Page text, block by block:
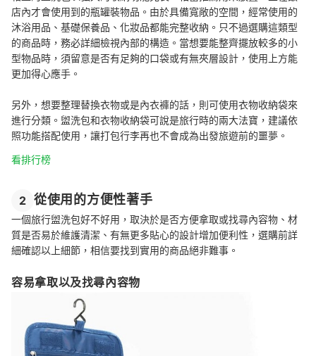
店內才會使用到的瓶罐裝物品。由於具備寬敞的空間，經常使用的
沐浴用品、基礎保養品、化妝品都能完整收納。只不過選購這類型
的商品時，務必詳細檢視內部的構造。當想要能整齊擺放較多的小
型物品時，須留意是否有足夠的口袋或有無夾層設計，使用上方能
更加得心應手。
另外，想要整理替換衣物或是內衣褲的話，則可使用衣物收納袋來
進行分類。盥洗包和衣物收納袋可說是旅行時的兩大法寶，建議依
照功能搭配使用，讓打包行李再也不會成為出發旅遊前的噩夢。
看排行榜
2 從使用的方便性著手
一個旅行盥洗包好不好用，取決於是否方便拿取或找尋內容物、材
質是否易於維護清潔、有無更多貼心的設計增加便利性，選購前詳
細確認以上細節，相信要找到實用的商品絕非難事。
容易拿取以及找尋內容物